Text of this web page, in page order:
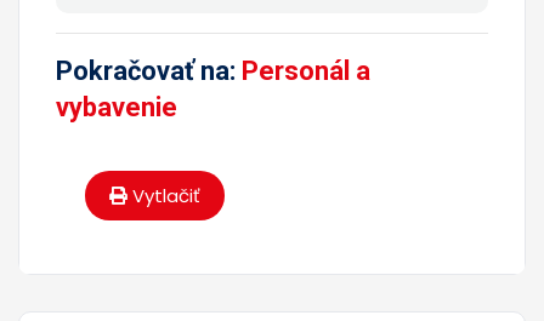
Pokračovať na: Personál a
vybavenie
Vytlačiť